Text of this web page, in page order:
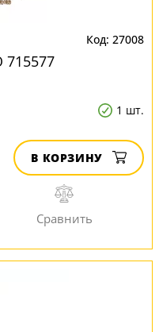
27008
715577
1 шт.
В КОРЗИНУ